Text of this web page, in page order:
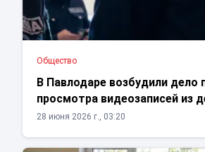
Общество
В Павлодаре возбудили дело
просмотра видеозаписей из
28 июня 2026 г., 03:20